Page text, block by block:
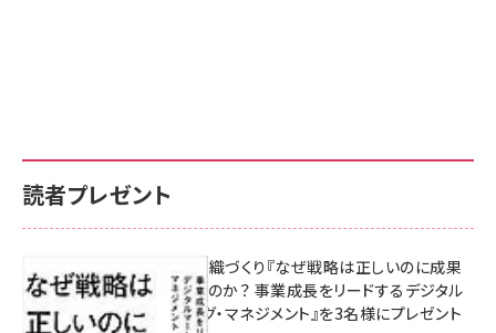
読者プレゼント
成果を生む組織づくり『なぜ戦略は正しいのに成果
があがらないのか？ 事業成長をリードするデジタル
マーケティング・マネジメント』を3名様にプレゼント